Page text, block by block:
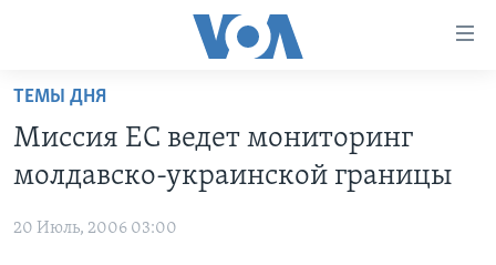
Перейти
основной
контент
НОВОСТИ ЗА МИНУТУ
УЧИМ АНГЛИЙСКИЙ
ЭКСПЕРТИЗА
ТЕМЫ ДНЯ
Миссия ЕС ведет мониторинг
молдавско-украинской границы
20 Июль, 2006 03:00